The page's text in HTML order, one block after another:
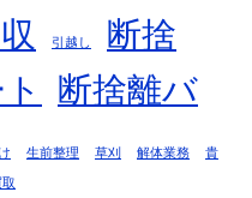
引越し
断捨
断捨離バ
生前整理 草刈 解体業務 貴